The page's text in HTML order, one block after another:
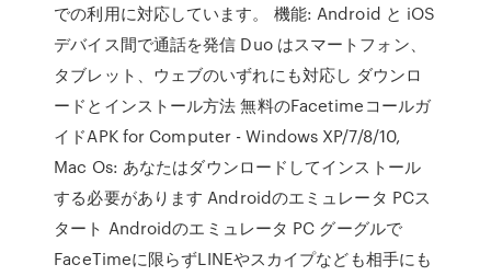
での利用に対応しています。 機能: Android と iOS
デバイス間で通話を発信 Duo はスマートフォン、
タブレット、ウェブのいずれにも対応し ダウンロ
ードとインストール方法 無料のFacetimeコールガ
イドAPK for Computer - Windows XP/7/8/10,
Mac Os: あなたはダウンロードしてインストール
する必要があります Androidのエミュレータ PCス
タート Androidのエミュレータ PC グーグルで
FaceTimeに限らずLINEやスカイプなども相手にも